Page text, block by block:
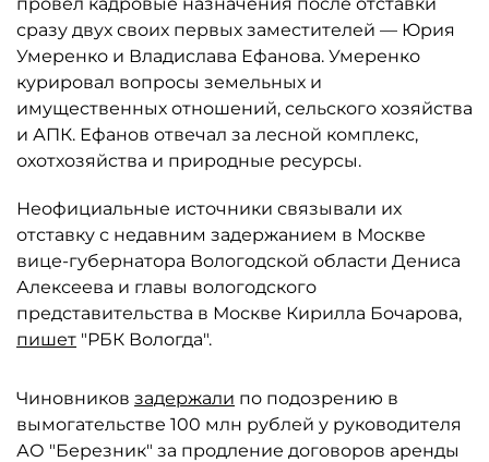
сразу двух своих первых заместителей — Юрия
Умеренко и Владислава Ефанова. Умеренко
курировал вопросы земельных и
имущественных отношений, сельского хозяйства
и АПК. Ефанов отвечал за лесной комплекс,
охотхозяйства и природные ресурсы.
Неофициальные источники связывали их
отставку с недавним задержанием в Москве
вице-губернатора Вологодской области Дениса
Алексеева и главы вологодского
представительства в Москве Кирилла Бочарова,
пишет "РБК Вологда".
Чиновников задержали по подозрению в
вымогательстве 100 млн рублей у руководителя
АО "Березник" за продление договоров аренды